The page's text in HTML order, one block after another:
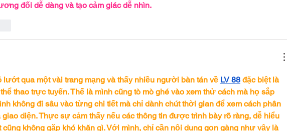
đối dễ dàng và tạo cảm giác dễ nhìn.
lướt qua một vài trang mạng và thấy nhiều người bàn tán về LV 88 đặc biệt là
thao trực tuyến. Thế là mình cũng tò mò ghé vào xem thử cách mà họ sắp
không đi sâu vào từng chi tiết mà chỉ dành chút thời gian để xem cách phân
giao diện. Thực sự cảm thấy nếu các thông tin được trình bày rõ ràng, dễ hiểu
không gặp khó khăn gì. Với mình, chỉ cần nội dung gọn gàng như vậy là